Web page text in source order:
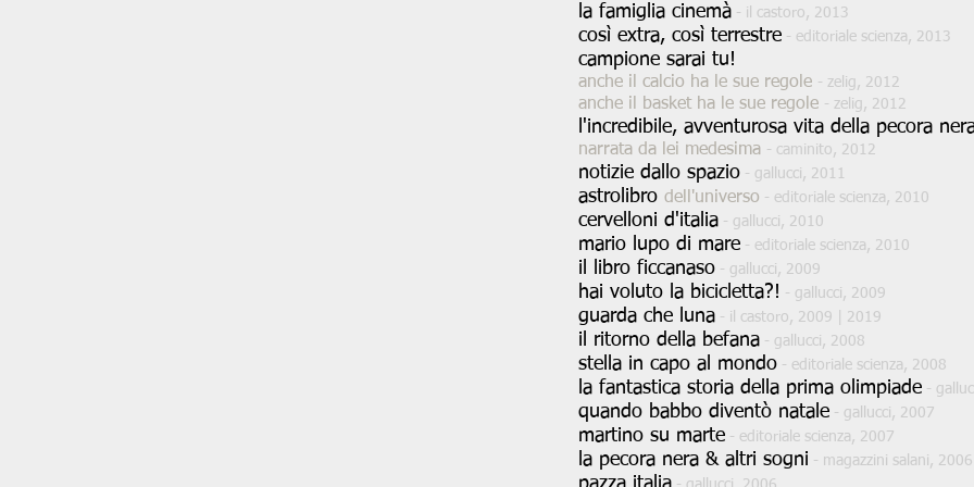
la famiglia cinemà - il castoro, 2013
così extra, così terrestre - editoriale scienza, 2013
campione sarai tu!
anche il calcio ha le sue regole - zelig, 2012
anche il basket ha le sue regole - zelig, 2012
l'incredibile, avventurosa vita della pecora
narrata da lei medesima - caminito, 2012
notizie dallo spazio - gallucci, 2011
astrolibro dell'universo - editoriale scienza, 2010
cervelloni d'italia - gallucci, 2010
mario lupo di mare - editoriale scienza, 2010
il libro ficcanaso - gallucci, 2009
hai voluto la bicicletta?! - gallucci , 2009
guarda che luna - il castoro, 2009 | 2019
il ritorno della befana - gallucci, 2008
stella in capo al mondo - editoriale scienza, 2008
la fantastica storia della prima olimpiade -
quando babbo diventò natale - gallucci, 2007
martino su marte - editoriale scienza, 2007
la pecora nera & altri sogni - magazzini salani, 2006